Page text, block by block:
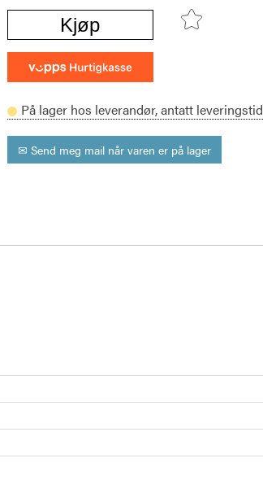
Kjøp
På lager hos leverandør,antatt leveringstid
✉ Send meg mail når varen er på lager